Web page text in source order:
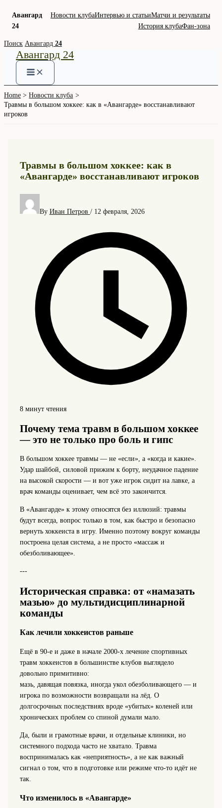
Авангард
24
Новости клубаИнтервью и статьиМатчи и результаты
История клубаФан-зона
Skip
content
Поиск Авангард 24
Авангард 24
Home
Новости клуба
Травмы в большом хоккее: как в «Авангарде» восстанавливают
игроков
Травмы в большом хоккее: как в
«Авангарде» восстанавливают игроков
By Иван Петров / 12 февраля, 2026
8 минут чтения
Почему тема травм в большом хоккее
— это не только про боль и гипс
В большом хоккее травмы — не «если», а «когда и какие».
Удар шайбой, силовой прижим к борту, неудачное падение
на высокой скорости — и вот уже игрок сидит на лавке, а
врач команды оценивает, чем всё это закончится.
В «Авангарде» к этому относятся без иллюзий: травмы
будут всегда, вопрос только в том, как быстро и безопасно
вернуть хоккеиста в игру. Именно поэтому вокруг команды
построена целая система, а не просто «массаж и
обезболивающее».
---
Историческая справка: от «намазать
мазью» до мультидисциплинарной
команды
Как лечили хоккеистов раньше
Ещё в 90‑е и даже в начале 2000‑х лечение спортивных
травм хоккеистов в большинстве клубов выглядело
довольно примитивно:
мазь, давящая повязка, иногда укол обезболивающего — и
игрока по возможности возвращали на лёд. О
долгосрочных последствиях вроде «убитых» коленей или
хронических проблем со спиной думали мало.
Да, были и грамотные врачи, и отдельные клиники, но
системного подхода часто не хватало. Травма
воспринималась как «неприятность», а не как важный
сигнал о том, что в подготовке или режиме что-то идёт не
так.
Что изменилось в «Авангарде»